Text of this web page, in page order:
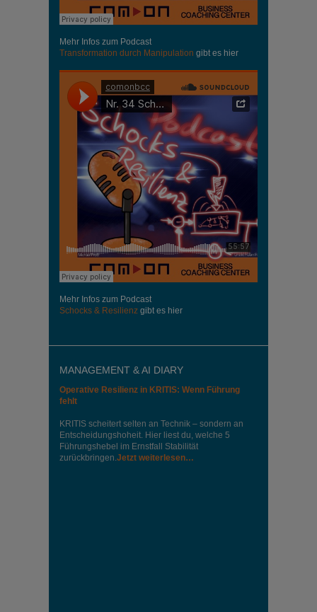
Mehr Infos zum Podcast
Transformation durch Manipulation gibt es hier
Mehr Infos zum Podcast
Schocks & Resilienz gibt es hier
MANAGEMENT & AI DIARY
Operative Resilienz in KRITIS: Wenn Führung
fehlt
KRITIS scheitert selten an Technik – sondern an
Entscheidungshoheit. Hier liest du, welche 5
Führungshebel im Ernstfall Stabilität
zurückbringen.Jetzt weiterlesen…